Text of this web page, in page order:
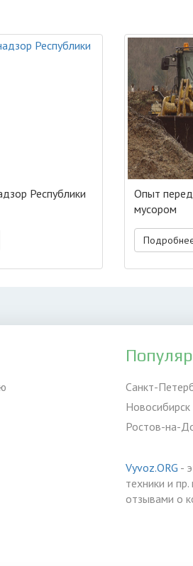
Республики
Опыт
мусором
Санкт-
Новосибирск
Ростов-на-
Vyvoz.ORG -
техники и
отзывами о